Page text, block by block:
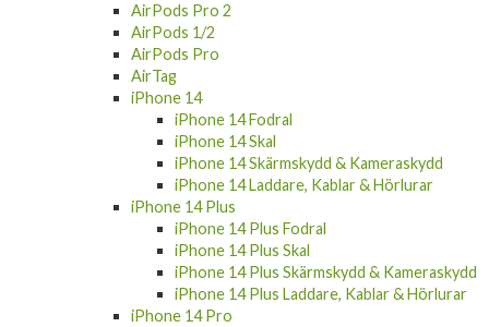
AirPods Pro 2
AirPods 1/2
AirPods Pro
AirTag
iPhone 14
iPhone 14 Fodral
iPhone 14 Skal
iPhone 14 Skärmskydd & Kameraskydd
iPhone 14 Laddare, Kablar & Hörlurar
iPhone 14 Plus
iPhone 14 Plus Fodral
iPhone 14 Plus Skal
iPhone 14 Plus Skärmskydd & Kameraskydd
iPhone 14 Plus Laddare, Kablar & Hörlurar
iPhone 14 Pro